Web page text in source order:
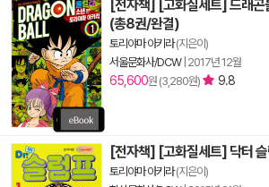
[전자책] [고화질세트] 드래곤
(총8권/완결)
토리야마 아키라(지은이)
서울문화사/DCW| 2017년 12월
65,600원 (3,280원) 9.8
[전자책] [고화질세트] 닥터
토리야마 아키라(지은이)